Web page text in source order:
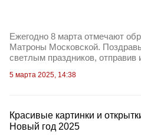
Ежегодно 8 марта отмечают
Матроны Московской.
светлым праздников, отправив
5 марта 2025, 14:38
Красивые картинки и
Новый год 2025